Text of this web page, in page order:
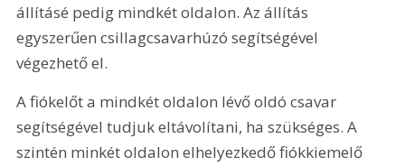
állításé pedig mindkét oldalon. Az állítás
egyszerűen csillagcsavarhúzó segítségével
végezhető el.
A fiókelőt a mindkét oldalon lévő oldó csavar
segítségével tudjuk eltávolítani, ha szükséges. A
szintén minkét oldalon elhelyezkedő fiókkiemelő